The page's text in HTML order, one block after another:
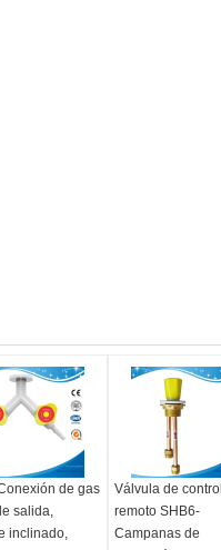
de gas
salida,
inclinado,
Válvula de control
remoto SHB6-
Campanas de